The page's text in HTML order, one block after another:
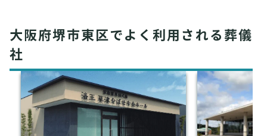
大阪府堺市東区でよく利用される葬儀
社